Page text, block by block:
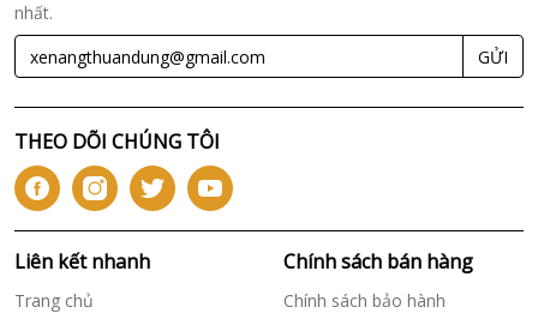
nhất.
GỬI
THEO DÕI CHÚNG TÔI
Liên kết nhanh
Trang chủ
Chính sách bán hàng
Chính sách bảo hành